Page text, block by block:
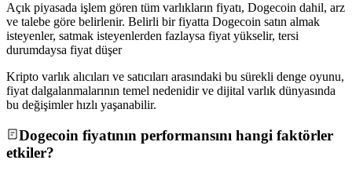
Açık piyasada işlem gören tüm varlıkların fiyatı, Dogecoin dahil, arz
ve talebe göre belirlenir. Belirli bir fiyatta Dogecoin satın almak
isteyenler, satmak isteyenlerden fazlaysa fiyat yükselir, tersi
durumdaysa fiyat düşer
Kripto varlık alıcıları ve satıcıları arasındaki bu sürekli denge oyunu,
fiyat dalgalanmalarının temel nedenidir ve dijital varlık dünyasında
bu değişimler hızlı yaşanabilir.
Dogecoin fiyatının performansını hangi faktörler
etkiler?